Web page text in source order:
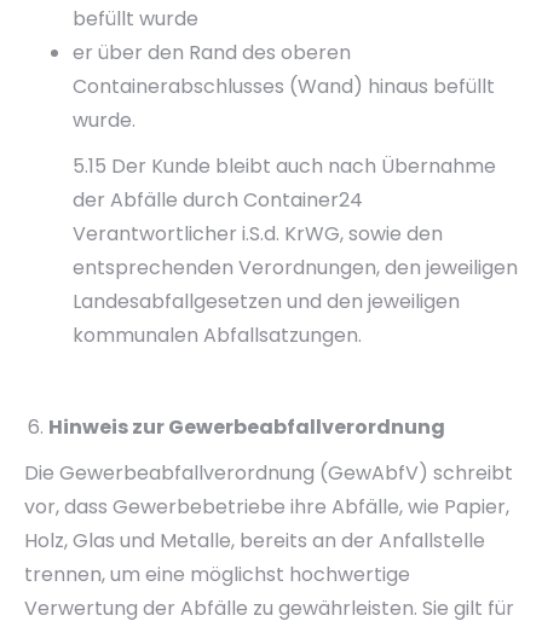
befüllt wurde
er über den Rand des oberen
Containerabschlusses (Wand) hinaus befüllt
wurde.
5.15 Der Kunde bleibt auch nach Übernahme
der Abfälle durch Container24
Verantwortlicher i.S.d. KrWG, sowie den
entsprechenden Verordnungen, den jeweiligen
Landesabfallgesetzen und den jeweiligen
kommunalen Abfallsatzungen.
Hinweis zur Gewerbeabfallverordnung
Die Gewerbeabfallverordnung (GewAbfV) schreibt
vor, dass Gewerbebetriebe ihre Abfälle, wie Papier,
Holz, Glas und Metalle, bereits an der Anfallstelle
trennen, um eine möglichst hochwertige
Verwertung der Abfälle zu gewährleisten. Sie gilt für